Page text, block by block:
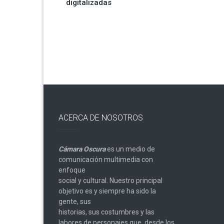
digitalizadas
ACERCA DE NOSOTROS
Cámara Oscuraes un medio de
comunicación multimedia con
enfoque
social y cultural. Nuestro principal
objetivo es y siempre ha sido la
gente, sus
historias, sus costumbres y las
labores de personajes que, desde los